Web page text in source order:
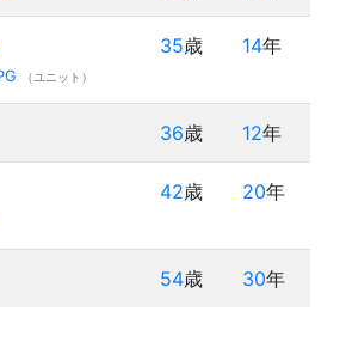
（ユニット）
35歳 14年
36歳 12年
42歳 20年
54歳 30年